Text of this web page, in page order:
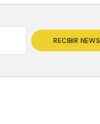
RECIBIR